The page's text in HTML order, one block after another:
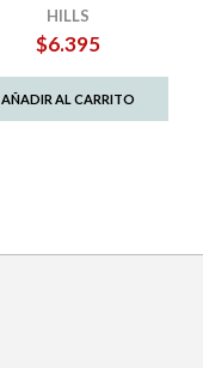
HILLS
$6.395
AÑADIR AL CARRITO